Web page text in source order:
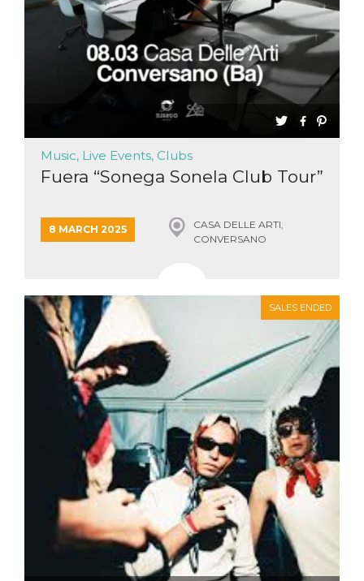
Music, Live Events, Clubs
Fuera “Sonega Sonela Club Tour”
8 MARCH 2025
CASA DELLE ARTI,
CONVERSANO
SALES ENDED